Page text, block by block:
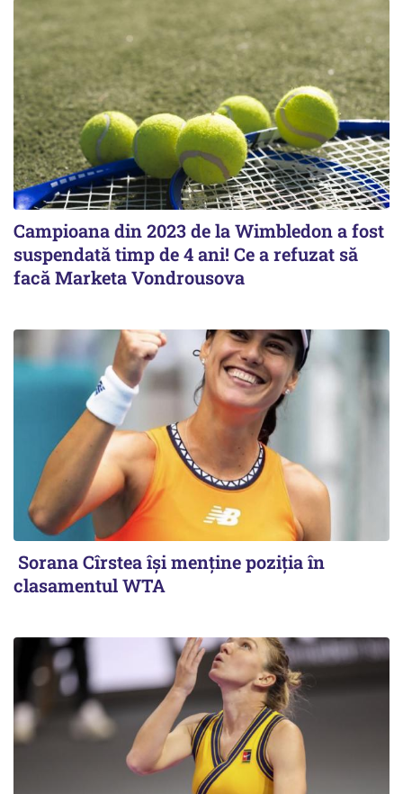
Campioana din 2023 de la Wimbledon a fost
suspendată timp de 4 ani! Ce a refuzat să
facă Marketa Vondrousova
Sorana Cîrstea își menține poziția în
clasamentul WTA